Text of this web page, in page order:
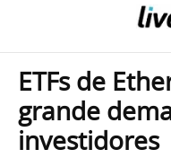
ETFs de
grande
investidores